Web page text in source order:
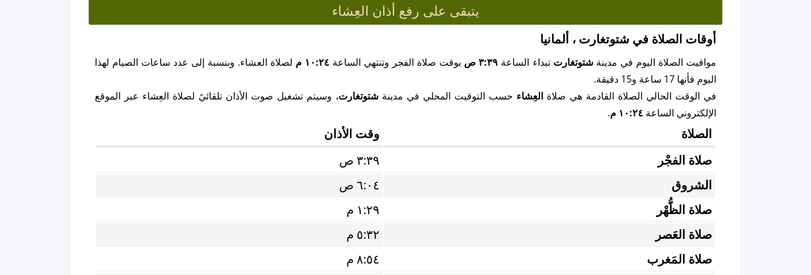
يتبقى على رفع أذان العِشاء
أوقات الصلاة في شتوتغارت ، ألمانيا
مواقيت الصلاة اليوم في مدينةشتوتغارت تبداء الساعة ٣:٣٩ ص بوقت صلاة الفجر وتنتهي الساعة ١٠:٢٤ م
لصلاة العشاء. وبنسبة إلى عدد ساعات الصيام لهذا
اليوم فأنها 17 ساعة و15 دقيقة.
في الوقت الحالي الصلاة القادمة هي صلاة العِشاء حسب التوقيت المحلي في مدينة شتوتغارت، وسيتم تشغيل صوت الأذان تلقائيً لصلاة العِشاء عبر الموقع
الإلكتروني الساعة ١٠:٢٤ م .
الصلاة
وقت الأذان
صلاة الفجْر
٣:٣٩ ص
الشروق
٦:٠٤ ص
صلاة الظُّهْر
١:٢٩ م
صلاة العَصر
٥:٣٢ م
صلاة المَغرب
٨:٥٤ م